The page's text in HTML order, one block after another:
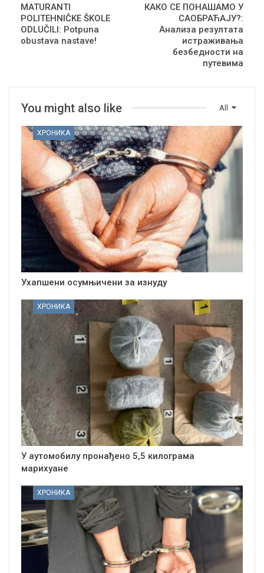
MATURANTI
POLITEHNIČKE ŠKOLE
ODLUČILI: Potpuna
obustava nastave!
КАКО СЕ ПОНАШАМО У
САОБРАЋАЈУ?:
Анализа резултата
истраживања
безбедности на
путевима
All
You might also like
ХРОНИКА
Ухапшени осумњичени за изнуду
ХРОНИКА
У аутомобилу пронађено 5,5 килограма
марихуане
ХРОНИКА